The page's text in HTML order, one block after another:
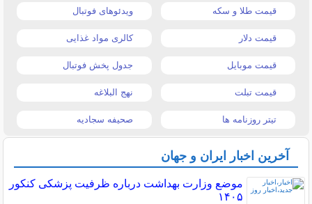
قیمت طلا و سکه ویدئوهای فوتبال
قیمت دلار کالری مواد غذایی
قیمت موبایل جدول پخش فوتبال
قیمت تبلت نهج البلاغه
تیتر روزنامه ها صحیفه سجادیه
آخرین اخبار ایران و جهان
موضع وزارت بهداشت درباره ظرفیت پزشکی کنکور
۱۴۰۵